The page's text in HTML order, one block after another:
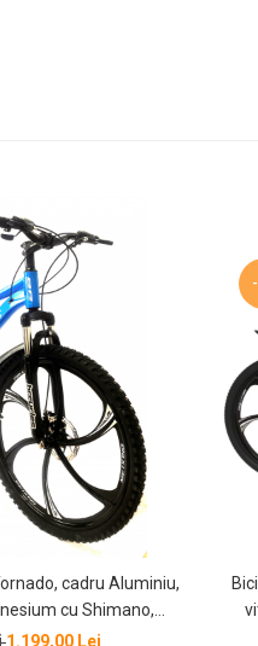
cadru Aluminiu,
cu Shimano,
1.199,00 Lei